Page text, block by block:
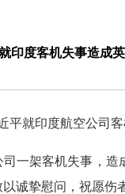
印度客机失事造成
平就印度航空公司
一架客机失事，
诚挚慰问，祝愿伤